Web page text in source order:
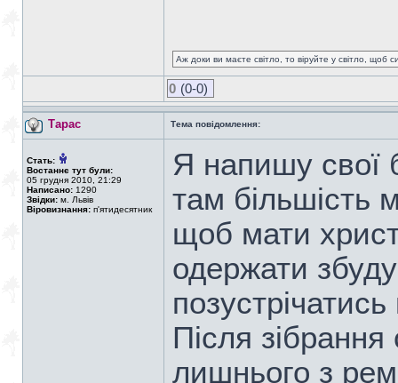
Аж доки ви маєте світло, то віруйте у світло, щоб
0 (0-0)
Тарас Тема повідомлення:
Стать:
Востаннє тут були:
05 грудня 2010, 21:29
Написано: 1290
Звідки: м. Львів
Віровизнання: п'ятидесятник
Я напишу свої
там більшість
щоб мати
одержати
Після
лишнього з